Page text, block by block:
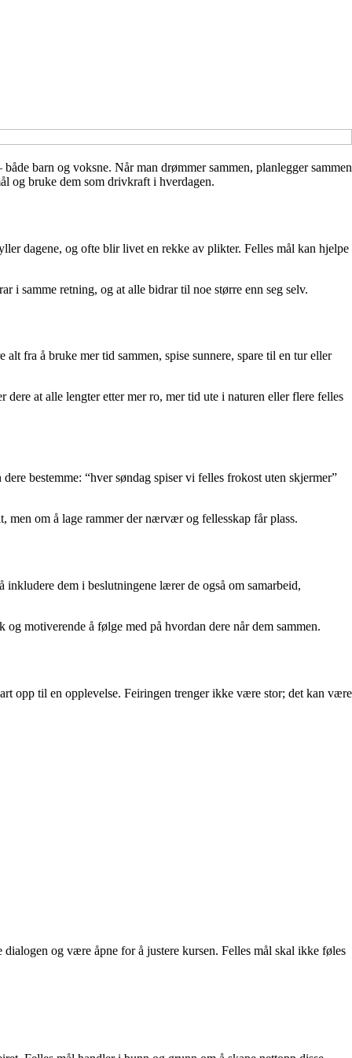
barn og voksne. Når man drømmer sammen, planlegger sammen
og bruke dem som drivkraft i hverdagen.
dagene, og ofte blir livet en rekke av plikter. Felles mål kan hjelpe
i samme retning, og at alle bidrar til noe større enn seg selv.
fra å bruke mer tid sammen, spise sunnere, spare til en tur eller
at alle lengter etter mer ro, mer tid ute i naturen eller flere felles
bestemme: “hver søndag spiser vi felles frokost uten skjermer”
men om å lage rammer der nærvær og fellesskap får plass.
dem i beslutningene lærer de også om samarbeid,
motiverende å følge med på hvordan dere når dem sammen.
opp til en opplevelse. Feiringen trenger ikke være stor; det kan være
og være åpne for å justere kursen. Felles mål skal ikke føles